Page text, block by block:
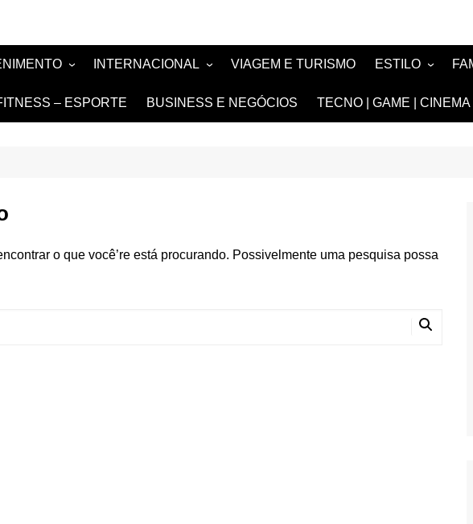
INTERNACIONAL
NOTÍCIA
DESIGN
VIAGEM E TURISMO ESTILO
MODA E BELEZA
NOIVAS e
TV
– ESPORTE BUSINESS E NEGÓCIOS TECNO | GAME | CINEMA
o que você’re está procurando. Possivelmente uma pesquisa possa